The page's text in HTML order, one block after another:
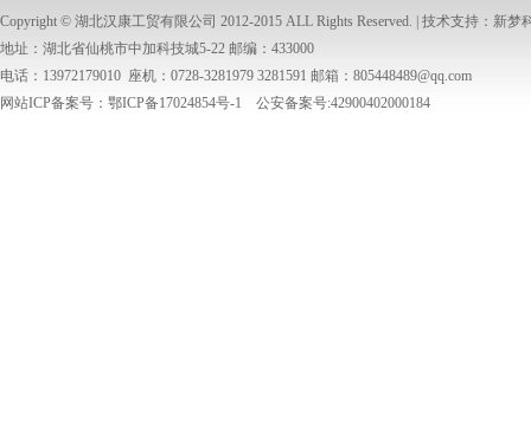
Copyright © 湖北汉康工贸有限公司 2012-2015 ALL Rights Reserved. | 技术支持： 新梦
地址：湖北省仙桃市中加科技城5-22 邮编：433000
电话：13972179010 座机：0728-3281979 3281591 邮箱： 805448489@qq.com
网站ICP备案号：鄂ICP备17024854号-1 公安备案号:42900402000184